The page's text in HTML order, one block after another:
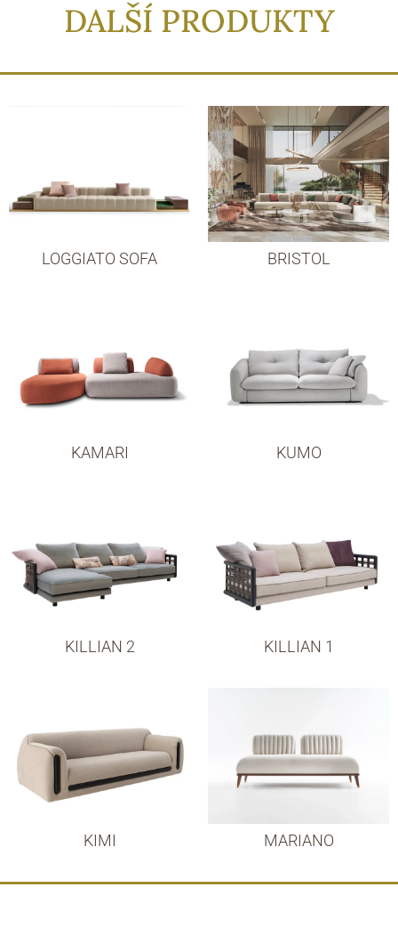
DALŠÍ PRODUKTY
LOGGIATO SOFA BRISTOL
KAMARI KUMO
KILLIAN 2 KILLIAN 1
KIMI MARIANO